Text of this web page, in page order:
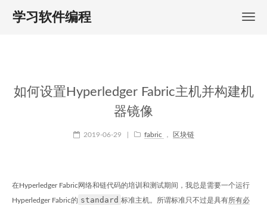
学习软件编程
如何设置Hyperledger Fabric主机并构建机
器镜像
2019-06-29 fabric ， 区块链
在Hyperledger Fabric网络和链代码的培训和测试期间，我总是需要一个运行
Hyperledger Fabric的 standard 标准主机。所谓标准只不过是具有所有必